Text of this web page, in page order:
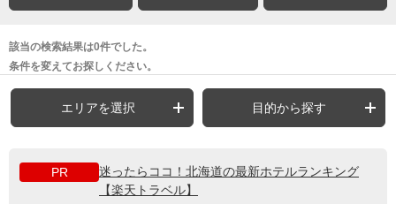
該当の検索結果は0件でした。
条件を変えてお探しください。
エリアを選択 目的から探す
PR
迷ったらココ！北海道の最新ホテルランキング
【楽天トラベル】